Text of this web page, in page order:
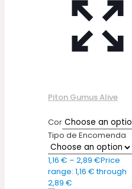
Piton Gumus Alive
Cor
Tipo de Encomenda
1,16 € – 2,89 €Price
range: 1,16 € through
2,89 €